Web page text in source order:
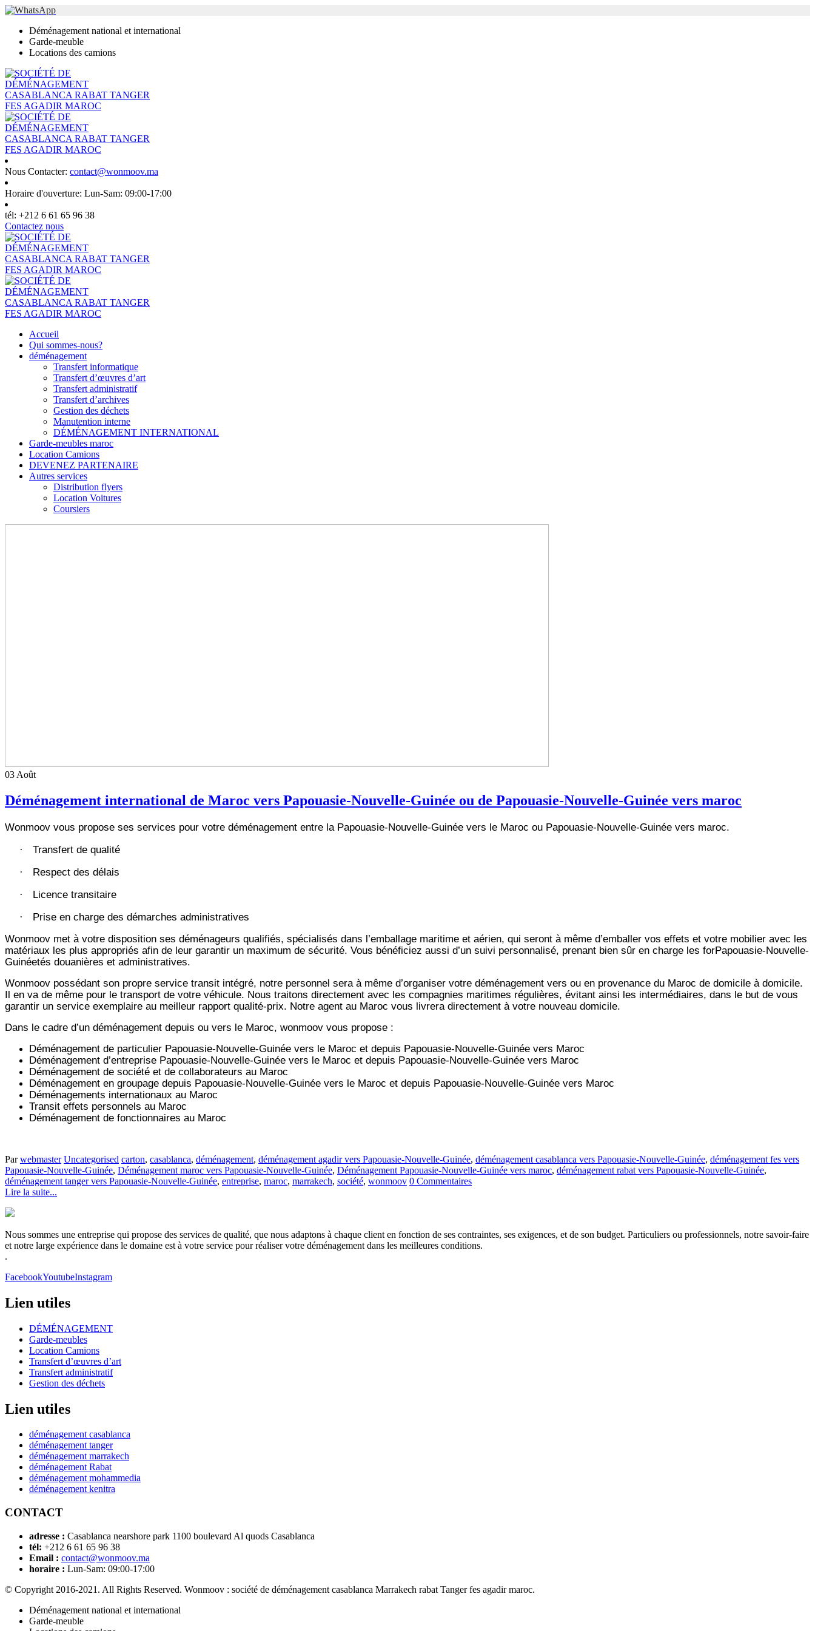
Déménagement national et international
Garde-meuble
Locations des camions
Nous Contacter: contact@wonmoov.ma
Horaire d'ouverture: Lun-Sam: 09:00-17:00
tél: +212 6 61 65 96 38
Contactez nous
Accueil
Qui sommes-nous?
déménagement
Transfert informatique
Transfert d’œuvres d’art
Transfert administratif
Transfert d’archives
Gestion des déchets
Manutention interne
DÉMÉNAGEMENT INTERNATIONAL
Garde-meubles maroc
Location Camions
DEVENEZ PARTENAIRE
Autres services
Distribution flyers
Location Voitures
Coursiers
03 Août
Déménagement international de Maroc vers Papouasie-Nouvelle-Guinée ou de Papouasie-Nouvelle-Guinée vers maroc
Wonmoov vous propose ses services pour votre déménagement entre la Papouasie-Nouvelle-Guinée vers le Maroc ou Papouasie-Nouvelle-Guinée vers maroc.
· Transfert de qualité
· Respect des délais
· Licence transitaire
·
Prise en charge des démarches administratives
Wonmoov met à votre disposition ses déménageurs qualifiés, spécialisés dans l’emballage maritime et aérien, qui seront à même d’emballer vos effets et votre mobilier avec les
matériaux les plus appropriés afin de leur garantir un maximum de sécurité. Vous bénéficiez aussi d’un suivi personnalisé, prenant bien sûr en charge les forPapouasie-Nouvelle-
Guinéetés douanières et administratives.
Wonmoov possédant son propre service transit intégré, notre personnel sera à même d’organiser votre déménagement vers ou en provenance du Maroc de domicile à domicile.
Il en va de même pour le transport de votre véhicule. Nous traitons directement avec les compagnies maritimes régulières, évitant ainsi les intermédiaires, dans le but de vous
garantir un service exemplaire au meilleur rapport qualité-prix. Notre agent au Maroc vous livrera directement à votre nouveau domicile.
Dans le cadre d’un déménagement depuis ou vers le Maroc, wonmoov vous propose :
Déménagement de particulier Papouasie-Nouvelle-Guinée vers le Maroc et depuis Papouasie-Nouvelle-Guinée vers Maroc
Déménagement d’entreprise Papouasie-Nouvelle-Guinée vers le Maroc et depuis Papouasie-Nouvelle-Guinée vers Maroc
Déménagement de société et de collaborateurs au Maroc
Déménagement en groupage depuis Papouasie-Nouvelle-Guinée vers le Maroc et depuis Papouasie-Nouvelle-Guinée vers Maroc
Déménagements internationaux au Maroc
Transit effets personnels au Maroc
Déménagement de fonctionnaires au Maroc
Parwebmaster Uncategorised carton, casablanca, déménagement, déménagement agadir vers Papouasie-Nouvelle-Guinée, déménagement casablanca vers Papouasie-Nouvelle-Guinée, déménagement fes vers
Papouasie-Nouvelle-Guinée, Déménagement maroc vers Papouasie-Nouvelle-Guinée, Déménagement Papouasie-Nouvelle-Guinée vers maroc, déménagement rabat vers Papouasie-Nouvelle-Guinée,
déménagement tanger vers Papouasie-Nouvelle-Guinée, entreprise, maroc, marrakech, société, wonmoov 0 Commentaires
Lire la suite...
Nous sommes une entreprise qui propose des services de qualité, que nous adaptons à chaque client en fonction de ses contraintes, ses exigences, et de son budget. Particuliers ou professionnels, notre savoir-faire
et notre large expérience dans le domaine est à votre service pour réaliser votre déménagement dans les meilleures conditions.
.
FacebookYoutubeInstagram
Lien utiles
DÉMÉNAGEMENT
Garde-meubles
Location Camions
Transfert d’œuvres d’art
Transfert administratif
Gestion des déchets
Lien utiles
déménagement casablanca
déménagement tanger
déménagement marrakech
déménagement Rabat
déménagement mohammedia
déménagement kenitra
CONTACT
adresse : Casablanca nearshore park 1100 boulevard Al quods Casablanca
tél: +212 6 61 65 96 38
Email : contact@wonmoov.ma
horaire : Lun-Sam: 09:00-17:00
© Copyright 2016-2021. All Rights Reserved. Wonmoov : société de déménagement casablanca Marrakech rabat Tanger fes agadir maroc.
Déménagement national et international
Garde-meuble